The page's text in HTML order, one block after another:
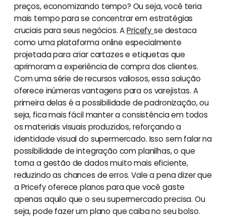
preços, economizando tempo? Ou seja, você teria
mais tempo para se concentrar em estratégias
cruciais para seus negócios. APricefyse destaca
como uma plataforma online especialmente
projetada para criar cartazes e etiquetas que
aprimoram a experiência de compra dos clientes.
Com uma série de recursos valiosos, essa solução
oferece inúmeras vantagens para os varejistas. A
primeira delas é a possibilidade de padronização, ou
seja, fica mais fácil manter a consistência em todos
os materiais visuais produzidos, reforçando a
identidade visual do supermercado. Isso sem falar na
possibilidade de integração com planilhas, o que
torna a gestão de dados muito mais eficiente,
reduzindo as chances de erros. Vale a pena dizer que
a Pricefy oferece planos para que você gaste
apenas aquilo que o seu supermercado precisa. Ou
seja, pode fazer um plano que caiba no seu bolso.